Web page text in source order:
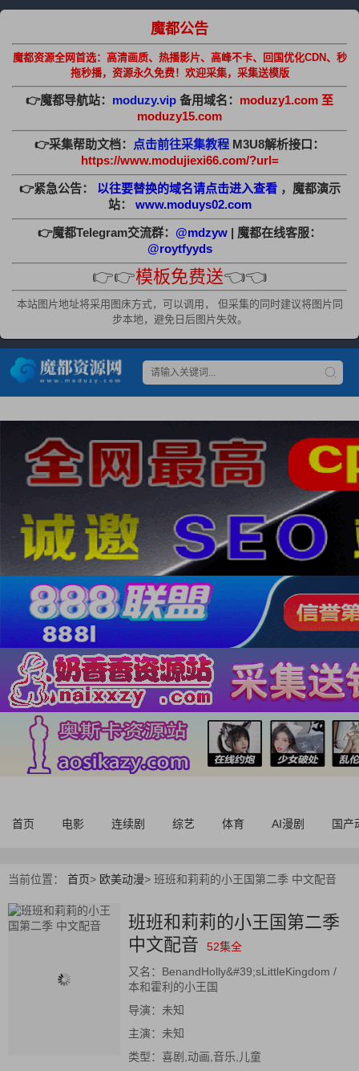
魔都公告
魔都资源全网首选：高清画质、热播影片、高峰不卡、回国优化CDN、秒
拖秒播，资源永久免费！欢迎采集，采集送模版
👉魔都导航站： moduzy.vip 备用域名： moduzy1.com 至
moduzy15.com
👉采集帮助文档： 点击前往采集教程 M3U8解析接口：
https://www.modujiexi66.com/?url=
👉紧急公告： 以往要替换的域名请点击进入查看 ，魔都演示
站：
www.moduys02.com
👉魔都Telegram交流群： @mdzyw | 魔都在线客服：
@roytfyyds
👉👉模板免费送👈👈
本站图片地址将采用图床方式，可以调用， 但采集的同时建议将图片同
步本地，避免日后图片失效。
首页 电影 连续剧 综艺 体育 AI漫剧 国产
当前位置： 首页> 欧美动漫> 班班和莉莉的小王国第二季 中文配音
班班和莉莉的小王国第二季
中文配音
52集全
又名： BenandHolly&#39;sLittleKingdom /
本和霍利的小王国
导演： 未知
主演： 未知
类型： 喜剧,动画,音乐,儿童